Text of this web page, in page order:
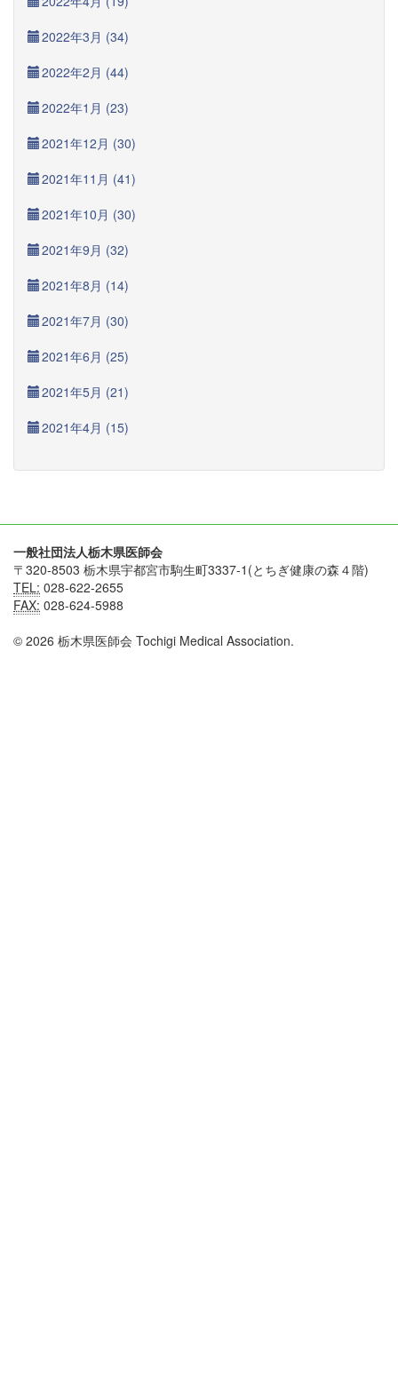
2022年3月 (34)
2022年2月 (44)
2022年1月 (23)
2021年12月 (30)
2021年11月 (41)
2021年10月 (30)
2021年9月 (32)
2021年8月 (14)
2021年7月 (30)
2021年6月 (25)
2021年5月 (21)
2021年4月 (15)
一般社団法人栃木県医師会
〒320-8503 栃木県宇都宮市駒生町3337-1(とちぎ健康の森４階)
TEL: 028-622-2655
FAX: 028-624-5988
© 2026 栃木県医師会 Tochigi Medical Association.